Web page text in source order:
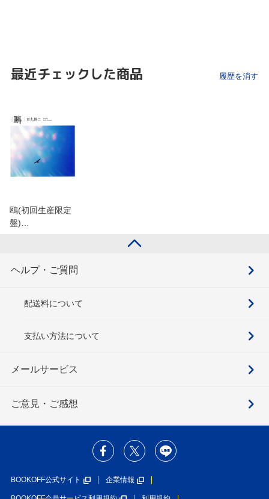
最近チェックした商品 履歴を消す
鴎(初回生産限定
盤)…
ヘルプ・ご質問
配送料について
支払い方法について
メールサービス
ご意見・ご感想
BOOKOFF公式サイト 企業情報